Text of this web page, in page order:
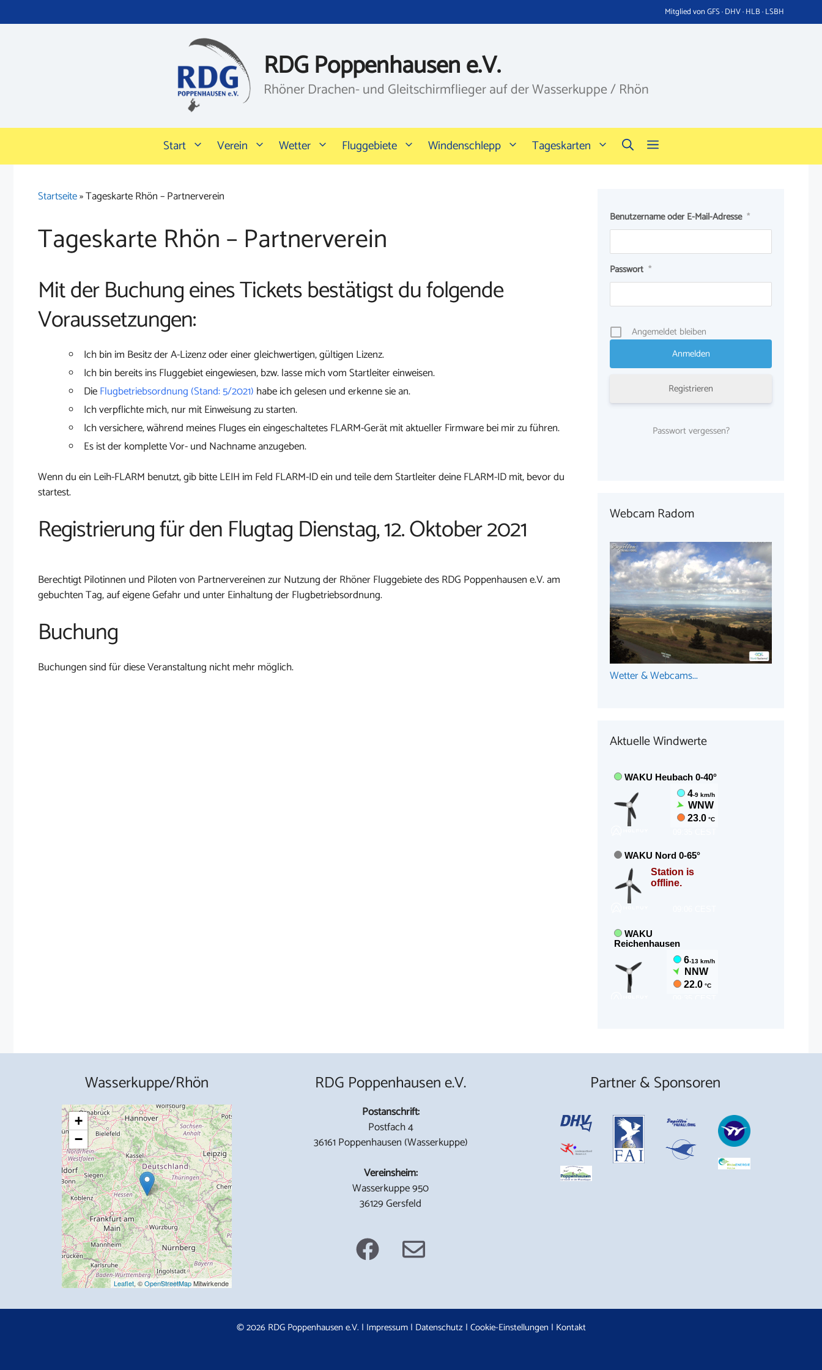
Inhalt
Mitglied von GFS · DHV · HLB · LSBH
RDG Poppenhausen e.V.
Rhöner Drachen- und Gleitschirmflieger auf der Wasserkuppe / Rhön
Start Verein Wetter Fluggebiete Windenschlepp Tageskarten
Startseite»Tageskarte Rhön – Partnerverein
Tageskarte Rhön – Partnerverein
Mit der Buchung eines Tickets bestätigst du folgende
Voraussetzungen:
Ich bin im Besitz der A-Lizenz oder einer gleichwertigen, gültigen Lizenz.
Ich bin bereits ins Fluggebiet eingewiesen, bzw. lasse mich vom Startleiter einweisen.
DieFlugbetriebsordnung (Stand: 5/2021) habe ich gelesen und erkenne sie an.
Ich verpflichte mich, nur mit Einweisung zu starten.
Ich versichere, während meines Fluges ein eingeschaltetes FLARM-Gerät mit aktueller Firmware bei mir zu führen.
Es ist der komplette Vor- und Nachname anzugeben.
Wenn du ein Leih-FLARM benutzt, gib bitte LEIH im Feld FLARM-ID ein und teile dem Startleiter deine FLARM-ID mit, bevor du
startest.
Registrierung für den Flugtag Dienstag, 12. Oktober 2021
Berechtigt Pilotinnen und Piloten von Partnervereinen zur Nutzung der Rhöner Fluggebiete des RDG Poppenhausen e.V. am
gebuchten Tag, auf eigene Gefahr und unter Einhaltung der Flugbetriebsordnung.
Buchung
Buchungen sind für diese Veranstaltung nicht mehr möglich.
Benutzername oder E-Mail-Adresse *
Passwort *
Angemeldet bleiben
Registrieren
Passwort vergessen?
Webcam Radom
Wetter & Webcams...
Aktuelle Windwerte
Wasserkuppe/Rhön
+
−
Leaflet, ©OpenStreetMapMitwirkende
RDG Poppenhausen e.V.
Postanschrift:
Postfach 4
36161 Poppenhausen (Wasserkuppe)
Vereinsheim:
Wasserkuppe 950
36129 Gersfeld
Partner & Sponsoren
© 2026 RDG Poppenhausen e.V. | Impressum| Datenschutz | Cookie-Einstellungen | Kontakt